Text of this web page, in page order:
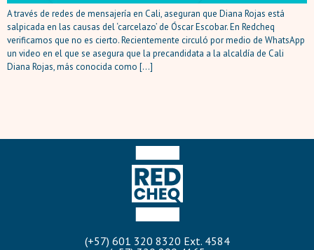
A través de redes de mensajería en Cali, aseguran que Diana Rojas está
salpicada en las causas del ‘carcelazo’ de Óscar Escobar. En Redcheq
verificamos que no es cierto. Recientemente circuló por medio de WhatsApp
un video en el que se asegura que la precandidata a la alcaldía de Cali
Diana Rojas, más conocida como […]
(+57) 601 320 8320 Ext. 4584